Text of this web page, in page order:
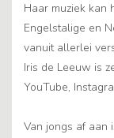
Haar muziek kan
Engelstalige en
vanuit allerlei
Iris de Leeuw is
YouTube,
Van jongs af aan